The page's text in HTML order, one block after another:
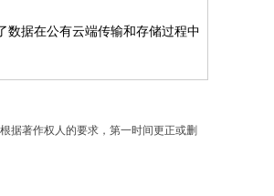
数据在公有云端传输和存储过程中
据著作权人的要求，第一时间更正或删